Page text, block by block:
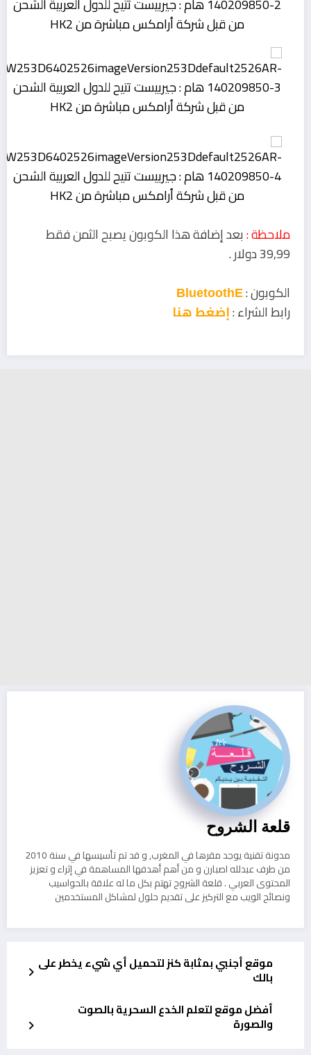
ملاحظة :بعد إضافة هذا الكوبون يصبح الثمن فقط
39,99 دولار .
الكوبون : BluetoothE
رابط الشراء :إضغط هنا
قلعة الشروح
مدونة تقنية يوجد مقرها في المغرب, و قد تم تأسيسها في سنة 2010
من طرف عبدلله اصبارن و من أهم أهدفها المساهمة في إثراء و تعزيز
المحتوى العربي . قلعة الشروح تهتم بكل ما له علاقة بالحواسيب
ونصائح الويب مع التركيز على تقديم حلول لمشاكل المستخدمين
موقع أجنبي بمثابة كنز لتحميل أي شيء يخطر على
بالك
أفضل موقع لتعلم الخدع السحرية بالصوت
والصورة